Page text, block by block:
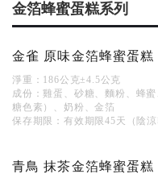
金箔蜂蜜蛋糕系列
金雀 原味金箔蜂蜜蛋糕
淨重：186公克±4.5公克
成份：雞蛋、砂糖、麵粉、蜂
糖色素）、奶粉、金箔
保存期限：有效期限45天（陰
青鳥 抹茶金箔蜂蜜蛋糕